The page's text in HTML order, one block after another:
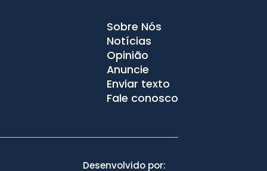
Sobre Nós
Notícias
Opinião
Anuncie
Enviar texto
Fale conosco
Desenvolvido por: